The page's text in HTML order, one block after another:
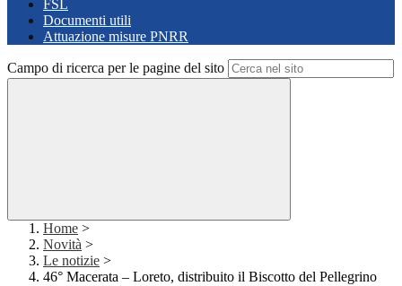
FSL
Documenti utili
Attuazione misure PNRR
Campo di ricerca per le pagine del sito
Home >
Novità >
Le notizie >
46° Macerata – Loreto, distribuito il Biscotto del Pellegrino